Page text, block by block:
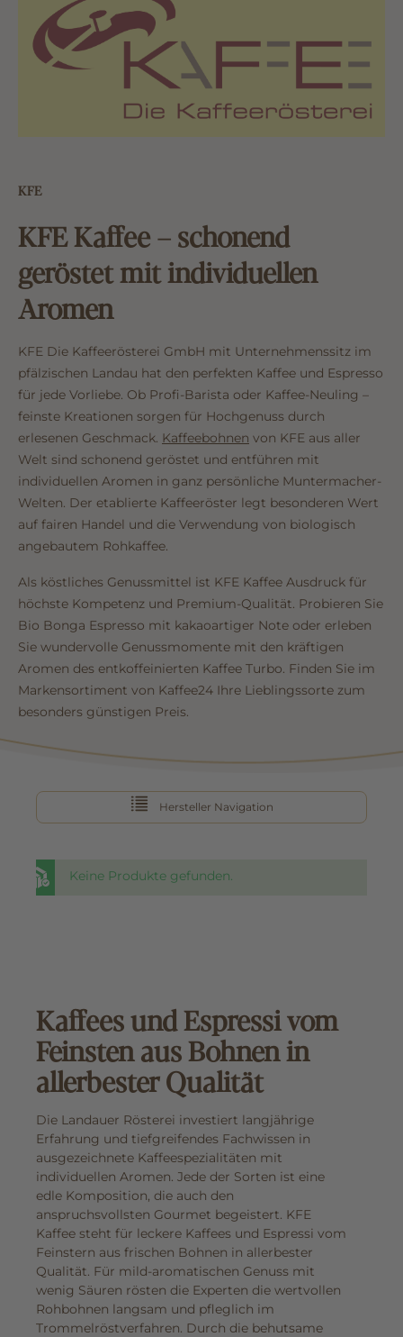
KFE
KFE Kaffee – schonend
geröstet mit individuellen
Aromen
KFE Die Kaffeerösterei GmbH mit Unternehmenssitz im
pfälzischen Landau hat den perfekten Kaffee und Espresso
für jede Vorliebe. Ob Profi-Barista oder Kaffee-Neuling –
feinste Kreationen sorgen für Hochgenuss durch
erlesenen Geschmack. Kaffeebohnen von KFE aus aller
Welt sind schonend geröstet und entführen mit
individuellen Aromen in ganz persönliche Muntermacher-
Welten. Der etablierte Kaffeeröster legt besonderen Wert
auf fairen Handel und die Verwendung von biologisch
angebautem Rohkaffee.
Als köstliches Genussmittel ist KFE Kaffee Ausdruck für
höchste Kompetenz und Premium-Qualität. Probieren Sie
Bio Bonga Espresso mit kakaoartiger Note oder erleben
Sie wundervolle Genussmomente mit den kräftigen
Aromen des entkoffeinierten Kaffee Turbo. Finden Sie im
Markensortiment von Kaffee24 Ihre Lieblingssorte zum
besonders günstigen Preis.
Hersteller Navigation
Keine Produkte gefunden.
Kaffees und Espressi vom
Feinsten aus Bohnen in
allerbester Qualität
Die Landauer Rösterei investiert langjährige
Erfahrung und tiefgreifendes Fachwissen in
ausgezeichnete Kaffeespezialitäten mit
individuellen Aromen. Jede der Sorten ist eine
edle Komposition, die auch den
anspruchsvollsten Gourmet begeistert. KFE
Kaffee steht für leckere Kaffees und Espressi vom
Feinstern aus frischen Bohnen in allerbester
Qualität. Für mild-aromatischen Genuss mit
wenig Säuren rösten die Experten die wertvollen
Rohbohnen langsam und pfleglich im
Trommelröstverfahren. Durch die behutsame